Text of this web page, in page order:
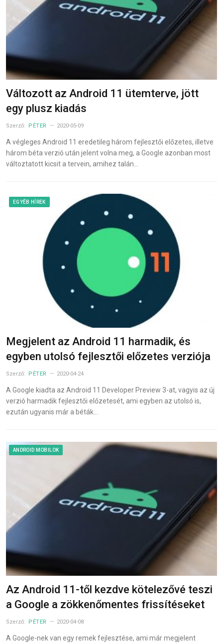
Változott az Android 11 ütemterve, jött
egy plusz kiadás
Szerző: PÉTER 2020-05-09
A végleges Android 11 eredetileg három fejlesztői előzetes, illetve
három béta verzió után jelent volna meg, a Google azonban most
változtatott kicsit a tervein, amihez talán…
EGYÉB HÍREK
Megjelent az Android 11 harmadik, és
egyben utolsó fejlesztői előzetes verziója
Szerző: PÉTER 2020-04-24
A Google kiadta az Android 11 Developer Preview 3-at, vagyis az új
verzió harmadik fejlesztői előzetesét, ami egyben az utolsó is,
ezután ugyanis már a béták…
ANDROID MOBILOK
Az Android 11-től kezdve kötelezővé teszi
a Google a zökkenőmentes frissítéseket
Szerző: PÉTER 2020-04-08
A Google-nek van egy remek fejlesztése, ami már megjelent